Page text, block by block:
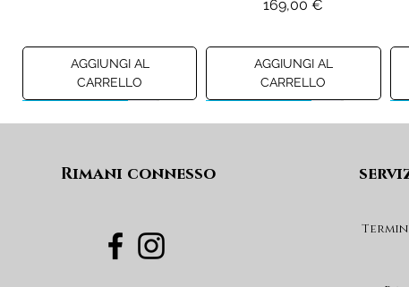
AGGIUNGI AL
CARRELLO
Prezzo
169,00 €
AGGIUNGI AL
CARRELLO
PENNYBLACK BLAZER IN
LIU JO SHORT CON
Rimani connesso